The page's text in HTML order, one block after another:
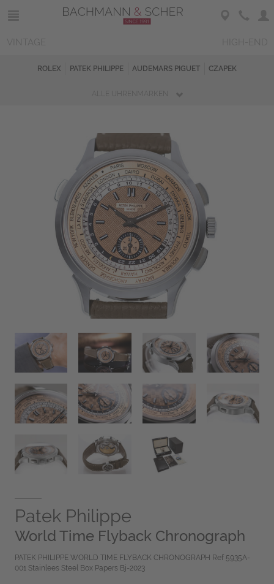
ROLEX PATEK PHILIPPE AUDEMARS PIGUET CZAPEK
Patek Philippe
World Time Flyback Chronograph
PATEK PHILIPPE WORLD TIME FLYBACK CHRONOGRAPH Ref 5935A-
001 Stainlees Steel Box Papers Bj-2023